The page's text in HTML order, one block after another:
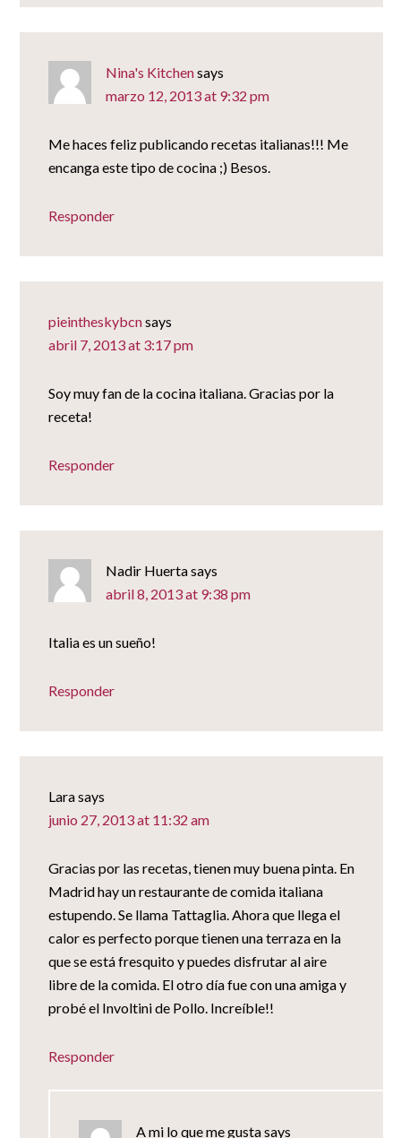
Nina's Kitchensays
marzo 12, 2013 at 9:32 pm
Me haces feliz publicando recetas italianas!!! Me
encanga este tipo de cocina ;) Besos.
Responder
pieintheskybcnsays
abril 7, 2013 at 3:17 pm
Soy muy fan de la cocina italiana. Gracias por la
receta!
Responder
Nadir Huertasays
abril 8, 2013 at 9:38 pm
Italia es un sueño!
Responder
Larasays
junio 27, 2013 at 11:32 am
Gracias por las recetas, tienen muy buena pinta. En
Madrid hay un restaurante de comida italiana
estupendo. Se llama Tattaglia. Ahora que llega el
calor es perfecto porque tienen una terraza en la
que se está fresquito y puedes disfrutar al aire
libre de la comida. El otro día fue con una amiga y
probé el Involtini de Pollo. Increíble!!
Responder
A mi lo que me gustasays